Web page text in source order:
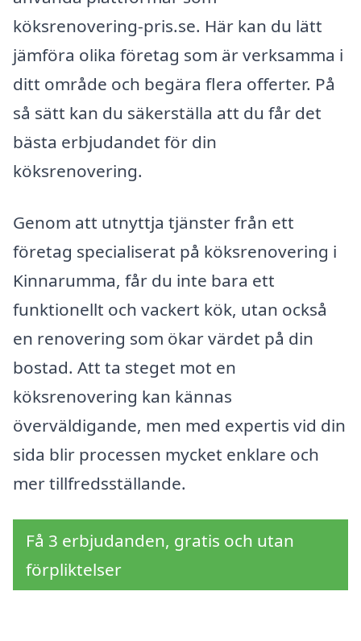
köksrenovering-pris.se. Här kan du lätt
jämföra olika företag som är verksamma i
ditt område och begära flera offerter. På
så sätt kan du säkerställa att du får det
bästa erbjudandet för din
köksrenovering.
Genom att utnyttja tjänster från ett
företag specialiserat på köksrenovering i
Kinnarumma, får du inte bara ett
funktionellt och vackert kök, utan också
en renovering som ökar värdet på din
bostad. Att ta steget mot en
köksrenovering kan kännas
överväldigande, men med expertis vid din
sida blir processen mycket enklare och
mer tillfredsställande.
Få 3 erbjudanden, gratis och utan
förpliktelser